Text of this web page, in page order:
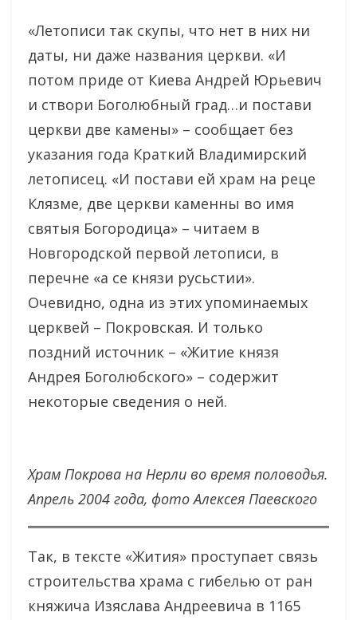
«Летописи так скупы, что нет в них ни
даты, ни даже названия церкви. «И
потом приде от Киева Андрей Юрьевич
и створи Боголюбный град…и постави
церкви две камены» – сообщает без
указания года Краткий Владимирский
летописец. «И постави ей храм на реце
Клязме, две церкви каменны во имя
святыя Богородица» – читаем в
Новгородской первой летописи, в
перечне «а се князи русьстии».
Очевидно, одна из этих упоминаемых
церквей – Покровская. И только
поздний источник – «Житие князя
Андрея Боголюбского» – содержит
некоторые сведения о ней.
Храм Покрова на Нерли во время половодья.
Апрель 2004 года, фото Алексея Паевского
Так, в тексте «Жития» проступает связь
строительства храма с гибелью от ран
княжича Изяслава Андреевича в 1165